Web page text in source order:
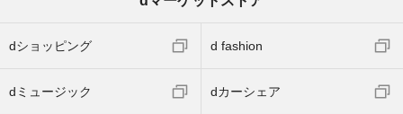
dショッピング d fashion
dミュージック dカーシェア